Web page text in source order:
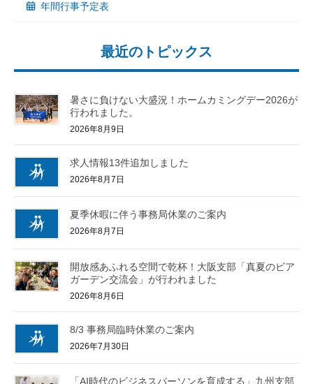
年間行事予定表
最近のトピックス
暑さに負けない大盛況！ホームカミングデー2026が
行われました。
2026年8月9日
求人情報13件追加しました
2026年8月7日
夏季休暇に伴う事務局休業のご案内
2026年8月7日
開放感あふれる空間で乾杯！大阪支部「真夏のビア
ガーデン交流会」が行われました
2026年8月6日
8/3 事務局臨時休業のご案内
2026年7月30日
「AI時代のビジネスパーソンを育成する」九州支部